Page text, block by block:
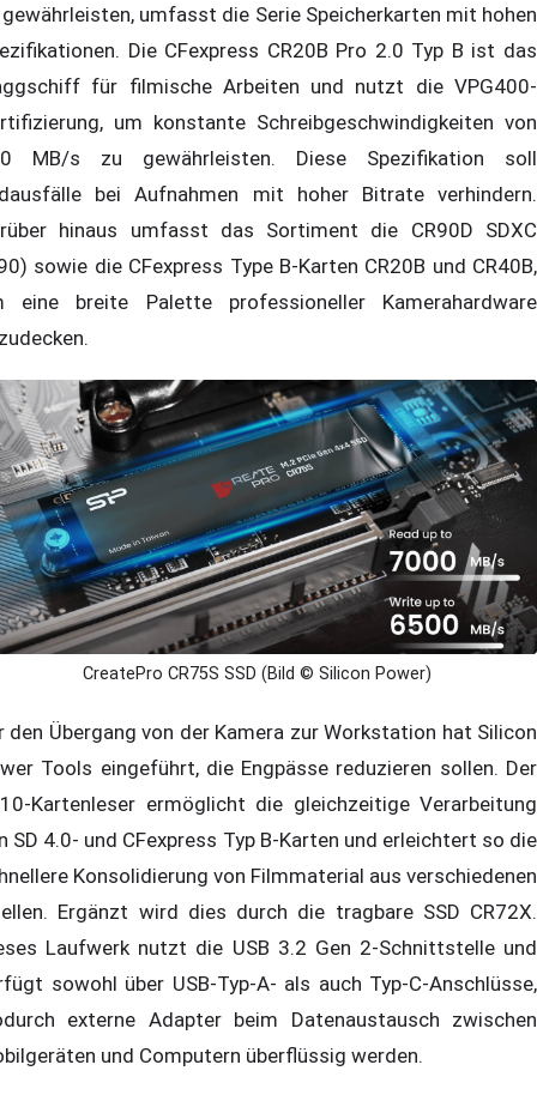
umfasst die Serie Speicherkarten mit hohen
Die CFexpress CR20B Pro 2.0 Typ B ist das
für filmische Arbeiten und nutzt die VPG400-
um konstante Schreibgeschwindigkeiten von
MB/s zu gewährleisten. Diese Spezifikation soll
bei Aufnahmen mit hoher Bitrate verhindern.
hinaus umfasst das Sortiment die CR90D SDXC
sowie die CFexpress Type B-Karten CR20B und CR40B,
eine breite Palette professioneller Kamerahardware
CreatePro CR75S SSD (Bild © Silicon Power)
den Übergang von der Kamera zur Workstation hat Silicon
Tools eingeführt, die Engpässe reduzieren sollen. Der
Kartenleser ermöglicht die gleichzeitige Verarbeitung
SD 4.0- und CFexpress Typ B-Karten und erleichtert so die
Konsolidierung von Filmmaterial aus verschiedenen
Ergänzt wird dies durch die tragbare SSD CR72X.
Laufwerk nutzt die USB 3.2 Gen 2-Schnittstelle und
sowohl über USB-Typ-A- als auch Typ-C-Anschlüsse,
externe Adapter beim Datenaustausch zwischen
und Computern überflüssig werden.